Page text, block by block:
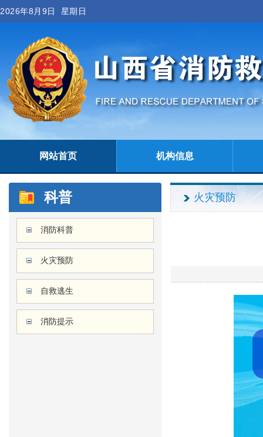
2026年8月9日 星期日
网站首页 机构信息
科普
消防科普
火灾预防
自救逃生
消防提示
火灾预防